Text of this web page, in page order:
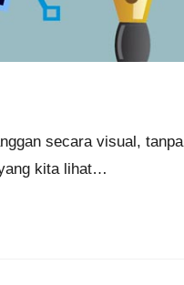
secara visual, tanpa
kita lihat…